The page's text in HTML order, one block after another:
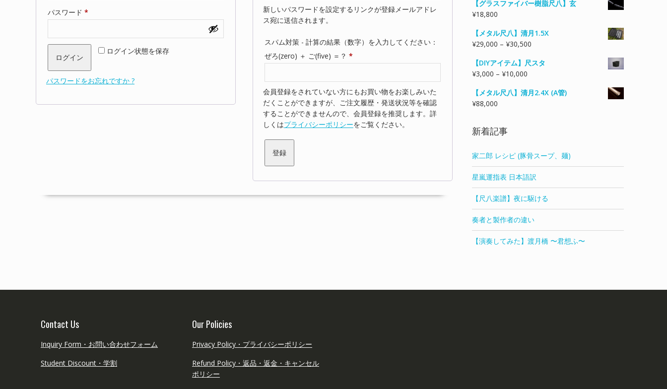
パスワード *
ログイン状態を保存
ログイン
パスワードをお忘れですか ?
新しいパスワードを設定するリンクが登録メールアドレ
ス宛に送信されます。
スパム対策 - 計算の結果（数字）を入力してください：
ぜろ(zero) ＋ ご(five) ＝？ *
会員登録をされていない方にもお買い物をお楽しみいた
だくことができますが、ご注文履歴・発送状況等を確認
することができませんので、会員登録を推奨します。詳
しくはプライバシーポリシーをご覧ください。
登録
【グラスファイバー樹脂尺八】玄
¥18,800
【メタル尺八】清月1.5X
¥29,000 – ¥30,500
帯:
–
¥30,500
【DIYアイテム】尺スタ
¥3,000 – ¥10,000
帯:
【メタル尺八】清月2.4X (A管)
¥88,000
新着記事
家二郎 レシピ (豚骨スープ、麺)
星嵐運指表 日本語訳
【尺八楽譜】夜に駆ける
奏者と製作者の違い
【演奏してみた】渡月橋 〜君想ふ〜
Contact Us
Inquiry Form・お問い合わせフォーム
Student Discount・学割
Our Policies
Privacy Policy・プライバシーポリシー
Refund Policy・返品・返金・キャンセル
ポリシー